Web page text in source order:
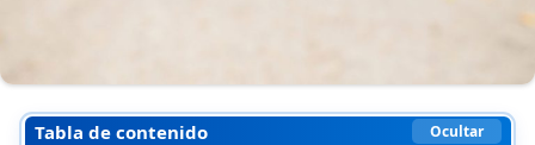
Tabla de contenido Ocultar